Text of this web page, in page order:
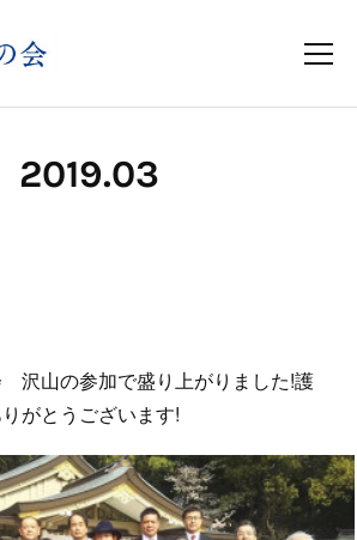
2019.03
沢山の参加で盛り上がりました!護
がとうございます!